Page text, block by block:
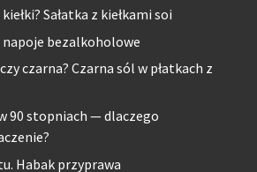
Sałatka z kiełkami soi
napoje bezalkoholowe
czarna? Czarna sól w płatkach z
90 stopniach — dlaczego
Habak przyprawa